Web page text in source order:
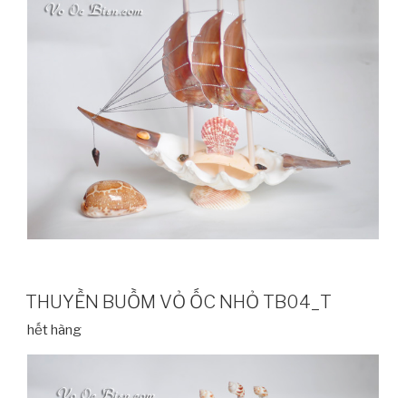
THUYỀN BUỒM VỎ ỐC NHỎ TB04_T
hết hàng